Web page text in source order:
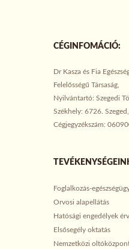
CÉGINFOMÁCIÓ:
Dr Kasza és Fia
Felelősségű Társaság,
Nyilvántartó: Szegedi
Székhely: 6726.
Cégjegyzékszám:
Foglalkozás-
Orvosi alapellátás
Hatósági engedélyek
Elsősegély oktatás
Nemzetközi